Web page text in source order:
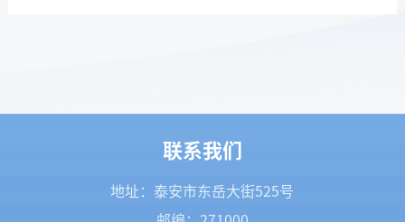
联系我们
地址：泰安市东岳大街525号